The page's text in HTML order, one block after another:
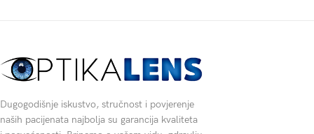
Dugogodišnje iskustvo, stručnost i povjerenje
naših pacijenata najbolja su garancija kvaliteta